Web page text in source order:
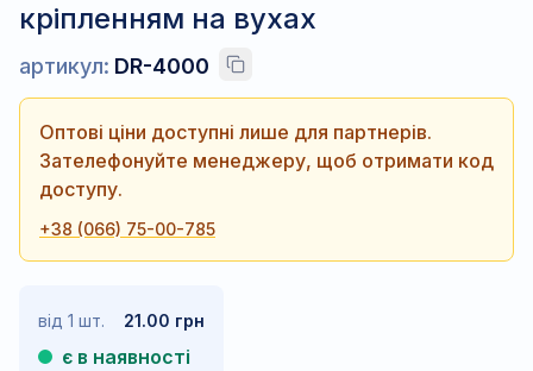
кріпленням на вухах
артикул: DR-4000
Оптові ціни доступні лише для партнерів.
Зателефонуйте менеджеру, щоб отримати код
доступу.
+38 (066) 75-00-785
від 1 шт. 21.00 грн
є в наявності